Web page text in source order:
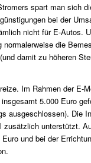
spart man sich
bei der
nicht für E-Autos.
die
damit zu höheren
Im Rahmen der E-
5.000 Euro
ausgeschlossen). Die
unterstützt.
und bei der